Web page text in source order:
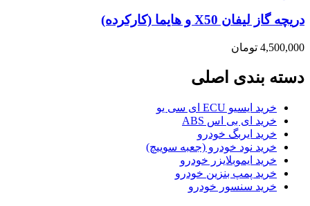
دریچه گاز لیفان X50 و هایما (کارکرده)
4,500,000 تومان
دسته بندی اصلی
خرید ایسیو ECU ای سی یو
خرید ای بی اس ABS
خرید ایربگ خودرو
خرید نود خودرو (جعبه سوییچ)
خرید ایموبلایزر خودرو
خرید پمپ بنزین خودرو
خرید سنسور خودرو